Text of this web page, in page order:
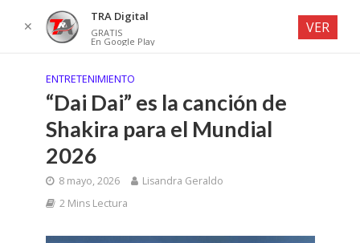
ENTRETENIMIENTO
“Dai Dai” es la canción de
Shakira para el Mundial
2026
8 mayo, 2026
Lisandra Geraldo
2 Mins Lectura
✕
TRA Digital
GRATIS
En Google Play
VER